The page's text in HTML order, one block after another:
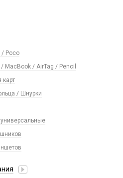
7
7 Pro
8/9/10
46mm/Huawei
(22mm)
часы
Watch Series
/ Poco
MacBook / AirTag / Pencil
карт
/ Шнурки